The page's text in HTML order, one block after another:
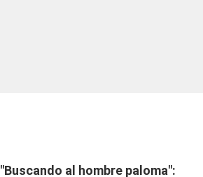
"Buscando al hombre paloma":